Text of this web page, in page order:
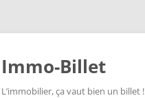
Aller
Immo-Billet
L’immobilier, ça vaut bien un billet !